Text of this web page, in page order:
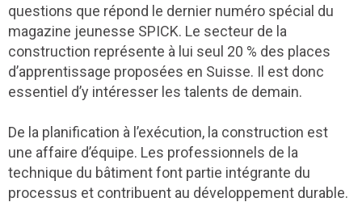
questions que répond le dernier numéro spécial du
magazine jeunesse SPICK. Le secteur de la
construction représente à lui seul 20 % des places
d’apprentissage proposées en Suisse. Il est donc
essentiel d’y intéresser les talents de demain.
De la planification à l’exécution, la construction est
une affaire d’équipe. Les professionnels de la
technique du bâtiment font partie intégrante du
processus et contribuent au développement durable.